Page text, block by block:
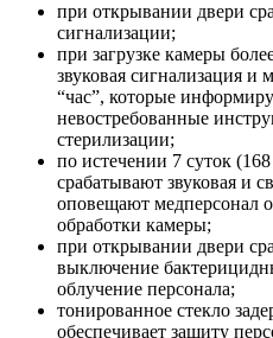
при открывании двери
сигнализации;
при загрузке камеры
звуковая сигнализация и
“час”, которые
невостребованные
стерилизации;
по истечении 7 суток
срабатывают звуковая и
оповещают медперсонал
обработки камеры;
при открывании двери
выключение
облучение персонала;
тонированное стекло
обеспечивает защиту